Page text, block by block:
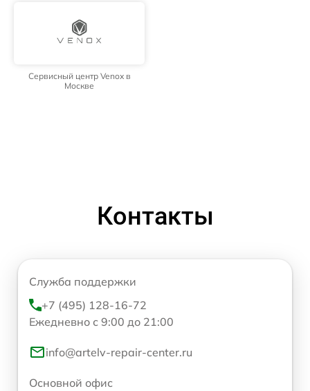
Сервисный центр Venox в
Москве
Контакты
Служба поддержки
+7 (495) 128-16-72
Ежедневно с 9:00 до 21:00
info@artelv-repair-center.ru
Основной офис